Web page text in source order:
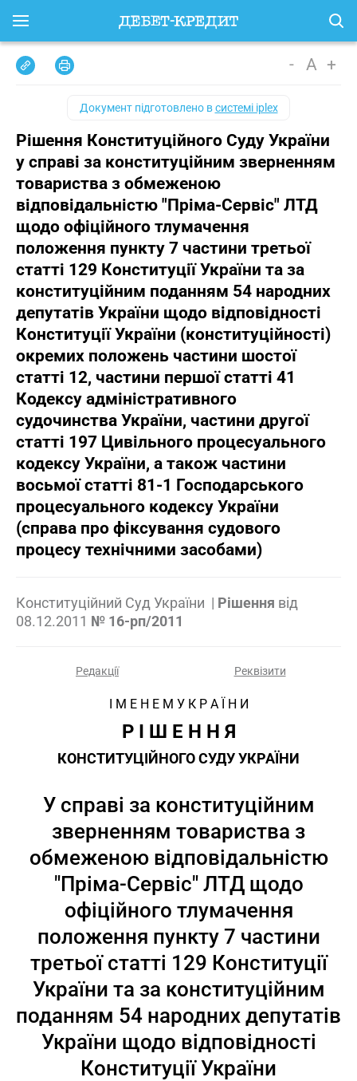
- A +
Документ підготовлено всистемі iplex
Рішення Конституційного Суду України
у справі за конституційним зверненням
товариства з обмеженою
відповідальністю "Пріма-Сервіс" ЛТД
щодо офіційного тлумачення
положення пункту 7 частини третьої
статті 129 Конституції України та за
конституційним поданням 54 народних
депутатів України щодо відповідності
Конституції України (конституційності)
окремих положень частини шостої
статті 12, частини першої статті 41
Кодексу адміністративного
судочинства України, частини другої
статті 197 Цивільного процесуального
кодексу України, а також частини
восьмої статті 81-1 Господарського
процесуального кодексу України
(справа про фіксування судового
процесу технічними засобами)
Конституційний Суд України | Рішення від
08.12.2011 № 16-рп/2011
Редакції Реквізити
І М Е Н Е М У К Р А Ї Н И
Р І Ш Е Н Н Я
КОНСТИТУЦІЙНОГО СУДУ УКРАЇНИ
У справі за конституційним
зверненням товариства з
обмеженою відповідальністю
"Пріма-Сервіс" ЛТД щодо
офіційного тлумачення
положення пункту 7 частини
третьої статті 129 Конституції
України та за конституційним
поданням 54 народних депутатів
України щодо відповідності
Конституції України